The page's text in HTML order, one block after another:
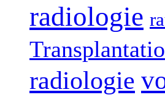
radiologie
radiologie